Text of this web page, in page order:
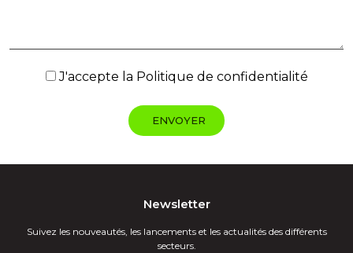
J'accepte la Politique de confidentialité
Newsletter
Suivez les nouveautés, les lancements et les actualités des différents
secteurs.